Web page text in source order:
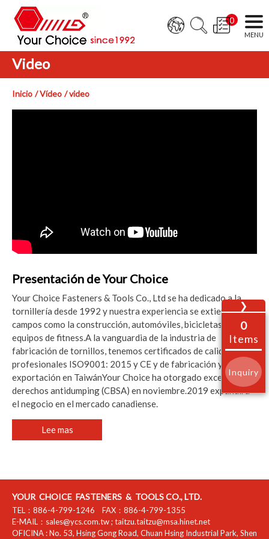
0
Video
Inicio Vídeo video
Presentación de Your Choice
Your Choice Fasteners & Tools Co., Ltd se ha dedicado a la
tornillería desde 1992 y nuestra experiencia se extiende en
campos como la construcción, automóviles, bicicletas y
equipos de fitness.A la vanguardia de la industria de
fabricación de tornillos, tenemos certificados de calidad
profesionales ISO9001: 2015 y CE y de fabricación y
exportación en TaiwánYour Choice ha otorgado excelentes
derechos antidumping (CBSA) en noviembre.2019 expandirá
el negocio en el mercado canadiense.
Lee mas
YOUR CHOICE FASTENERS & TOOLS CO., LTD.
TEL： 886-4-799-1246 FAX： 886-4-799-1355
E-MAIL： sales@ycs.com.tw;taitzu.taitzu@msa.hinet.net
OFICINA :No. 53, Hsing Gong Road, Chuan Hsing Industrial Park, Shen
❯
0
Items
Inquiry